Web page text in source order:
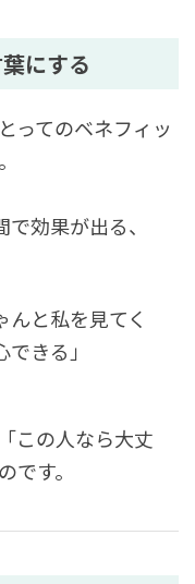
にする
ってのベネフィッ
で効果が出る、
んと私を見てく
きる」
この人なら大丈
です。